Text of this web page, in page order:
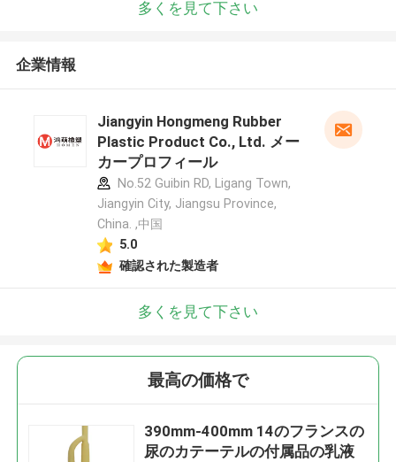
多くを見て下さい
企業情報
Jiangyin Hongmeng Rubber
Plastic Product Co., Ltd. メー
カープロフィール
No.52 Guibin RD, Ligang Town,
Jiangyin City, Jiangsu Province,
China. ,中国
5.0
確認された製造者
多くを見て下さい
最高の価格で
390mm-400mm 14のフランスの
尿のカテーテルの付属品の乳液